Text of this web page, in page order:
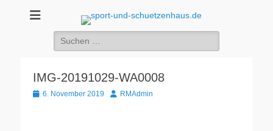
sport-und-
Sport- und Schützenhaus GbR
Suche
nach:
IMG-20191029-WA0008
Veröffentlicht
6. November 2019 AutorRMAdmin